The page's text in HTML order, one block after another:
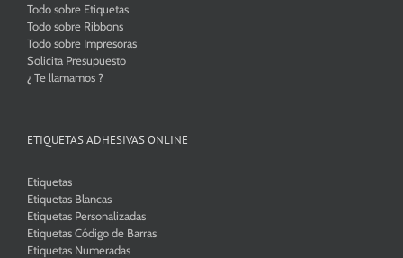
Todo sobre Etiquetas
Todo sobre Ribbons
Todo sobre Impresoras
Solicita Presupuesto
¿ Te llamamos ?
ETIQUETAS ADHESIVAS ONLINE
Etiquetas
Etiquetas Blancas
Etiquetas Personalizadas
Etiquetas Código de Barras
Etiquetas Numeradas